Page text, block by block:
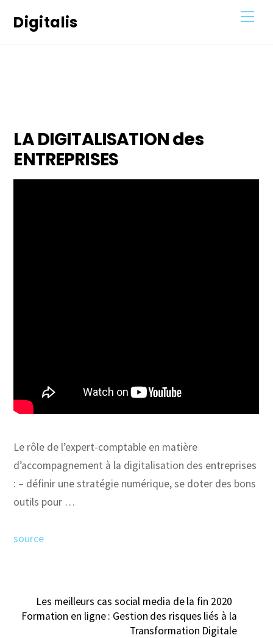
Digitalis
LA DIGITALISATION des
ENTREPRISES
Le rôle de l’expert-comptable en matière
d’accompagnement à la digitalisation des entreprises
: – définir une stratégie numérique, se doter des bons
outils pour …
source
Les meilleurs cas social media de la fin 2020
Formation en ligne : Gestion des risques liés à la
Transformation Digitale